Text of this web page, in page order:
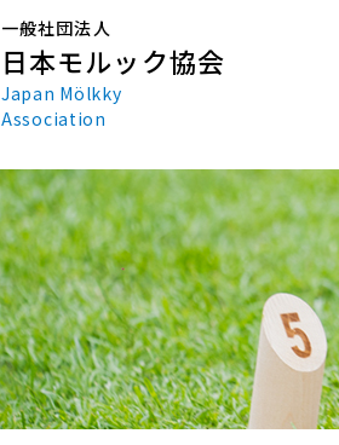
一般社団法人
日本モルック協会
Japan Mölkky
Association